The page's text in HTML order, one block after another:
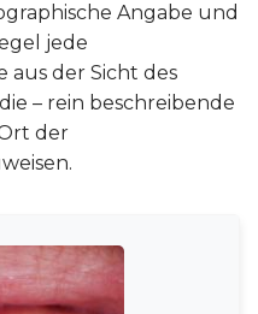
Angabe und
jede
aus der Sicht des
– rein beschreibende
der